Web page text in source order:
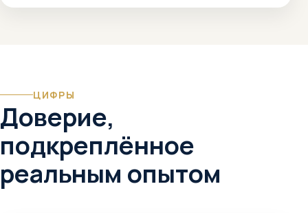
ЦИФРЫ
Доверие,
подкреплённое
реальным опытом